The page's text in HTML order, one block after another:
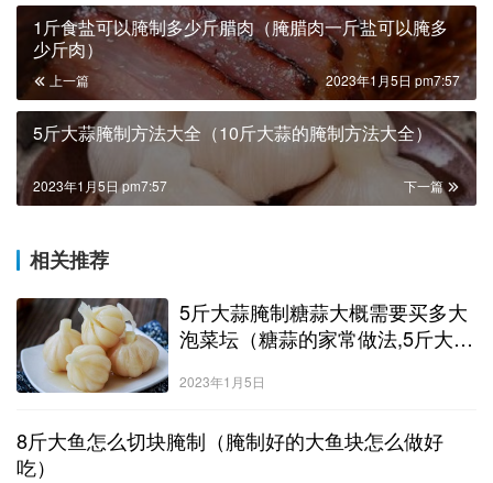
1斤食盐可以腌制多少斤腊肉（腌腊肉一斤盐可以腌多
少斤肉）
上一篇 2023年1月5日 pm7:57
5斤大蒜腌制方法大全（10斤大蒜的腌制方法大全）
下一篇
2023年1月5日 pm7:57
相关推荐
5斤大蒜腌制糖蒜大概需要买多大
泡菜坛（糖蒜的家常做法,5斤大
蒜）
2023年1月5日
8斤大鱼怎么切块腌制（腌制好的大鱼块怎么做好
吃）